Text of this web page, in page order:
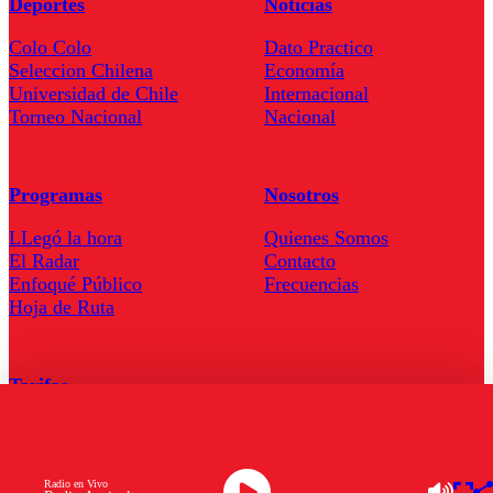
Radio en Vivo
Deportes
Colo Colo
Seleccion Chilena
Universidad de Chile
Torneo Nacional
Noticias
Dato Practico
Economía
Internacional
Nacional
Programas
LLegó la hora
El Radar
Enfoqué Público
Hoja de Ruta
Nosotros
Quienes Somos
Contacto
Frecuencias
Tarifas